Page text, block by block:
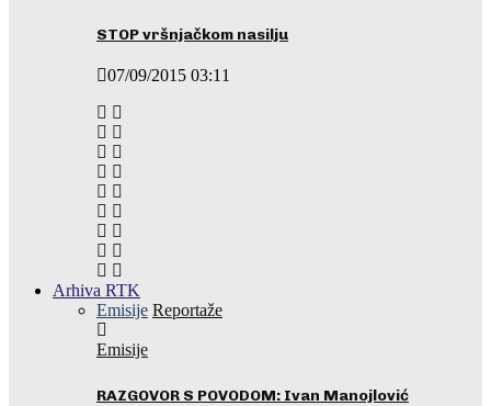
STOP vršnjačkom nasilju
07/09/2015 03:11
Arhiva RTK
Emisije Reportaže
Emisije
RAZGOVOR S POVODOM: Ivan Manojlović